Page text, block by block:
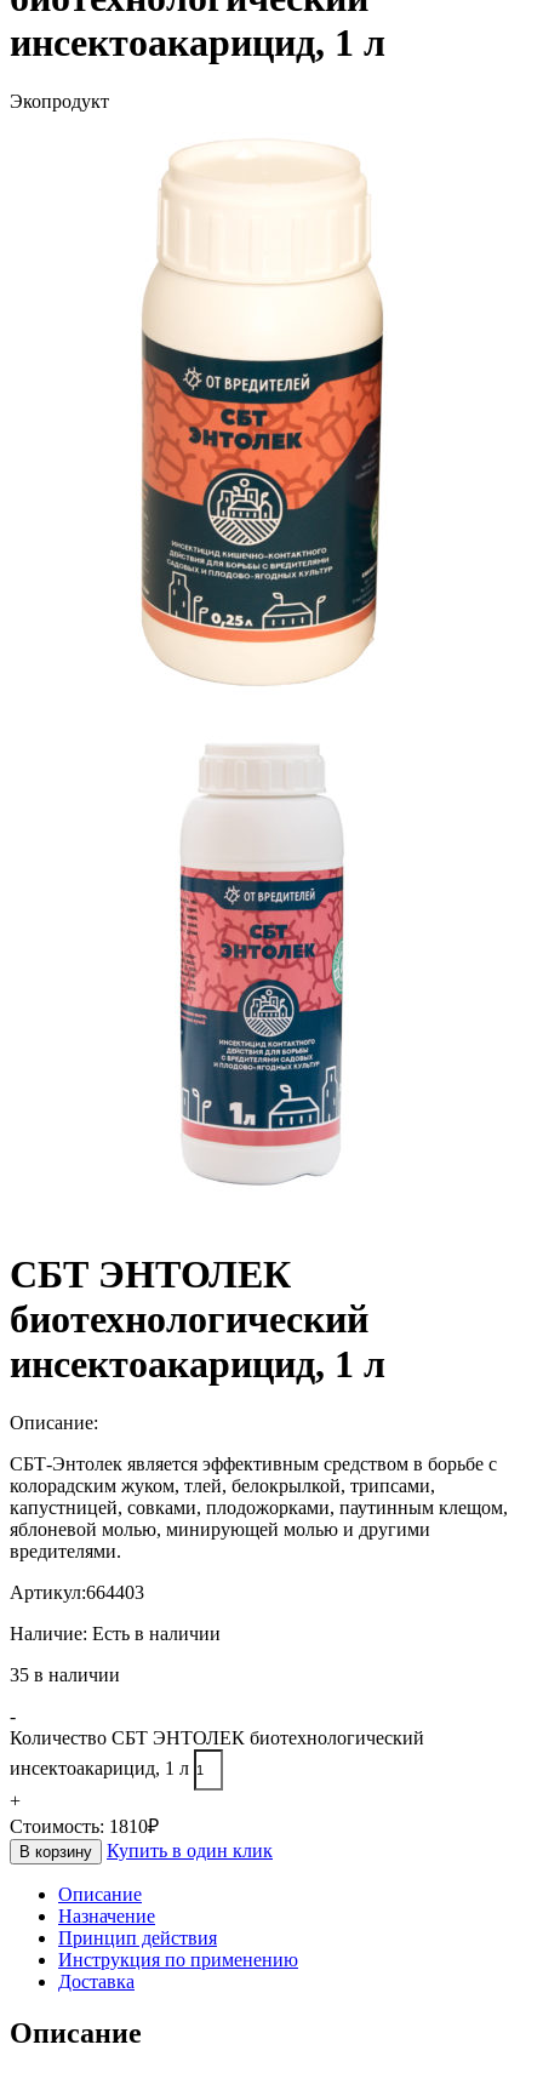
инсектоакарицид, 1 л
Экопродукт
СБТ ЭНТОЛЕК
биотехнологический
инсектоакарицид, 1 л
Описание:
СБТ-Энтолек является эффективным средством в борьбе с
колорадским жуком, тлей, белокрылкой, трипсами,
капустницей, совками, плодожорками, паутинным клещом,
яблоневой молью, минирующей молью и другими
вредителями.
Артикул:664403
Наличие: Есть в наличии
35 в наличии
-
Количество СБТ ЭНТОЛЕК биотехнологический
инсектоакарицид, 1 л
+
Стоимость: 1810₽
В корзину Купить в один клик
Описание
Назначение
Принцип действия
Инструкция по применению
Доставка
Описание